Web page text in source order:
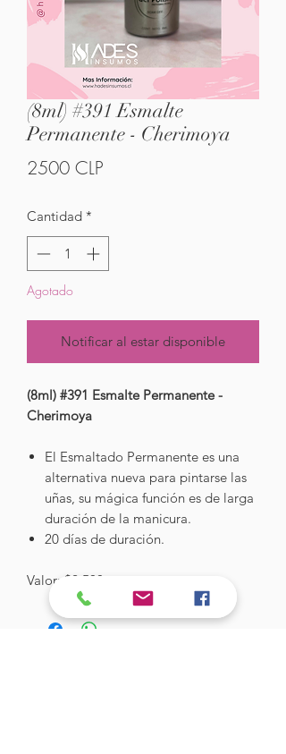
(8ml) #391 Esmalte
Permanente - Cherimoya
2500 CLPPrecio
Cantidad *
Agotado
Notificar al estar disponible
(8ml) #391 Esmalte Permanente -
Cherimoya
El Esmaltado Permanente es una
alternativa nueva para pintarse las
uñas, su mágica función es de larga
duración de la manicura.
20 días de duración.
Valor: $2.500